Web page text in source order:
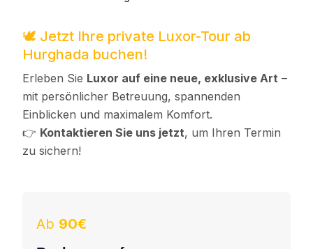
🕊️ Jetzt Ihre private Luxor-Tour ab
Hurghada buchen!
Erleben Sie Luxor auf eine neue, exklusive Art –
mit persönlicher Betreuung, spannenden
Einblicken und maximalem Komfort.
👉 Kontaktieren Sie uns jetzt, um Ihren Termin
zu sichern!
Ab 90€